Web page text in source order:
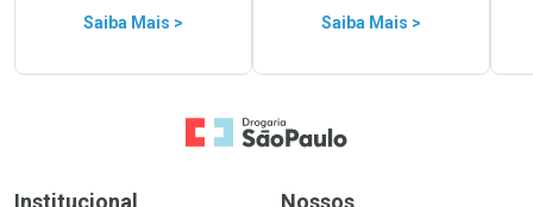
Saiba Mais > Saiba Mais >
Ir para a Home
Institucional
Nossos